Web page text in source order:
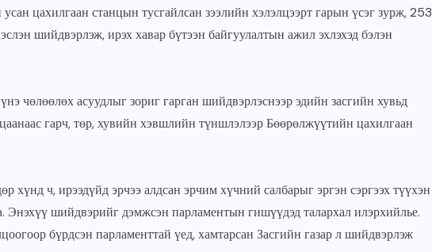
цахилгаан станцын тусгайлсан зээлийн хэлэлцээрт гарын үсэг зурж, 253
шийдвэрлэж, ирэх хавар бүтээн байгуулалтын ажил эхлэхэд бэлэн
чөлөөлөх асуудлыг зориг гарган шийдвэрлэснээр эдийн засгийн хувьд
гарч, төр, хувийн хэвшлийн түншлэлээр Бөөрөлжүүтийн цахилгаан
хүнд ч, ирээдүйд эрчээ алдсан эрчим хүчний салбарыг эргэн сэргээх түүхэн
Энэхүү шийдвэрийг дэмжсэн парламентын гишүүдэд талархал илэрхийлье.
бүрдсэн парламенттай үед, хамтарсан Засгийн газар л шийдвэрлэж